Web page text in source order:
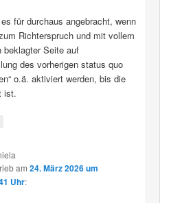
für durchaus angebracht, wenn
Richterspruch und mit vollem
beklagter Seite auf
des vorherigen status quo
o.ä. aktiviert werden, bis die
ist.
am 24. März 2026 um
Uhr: